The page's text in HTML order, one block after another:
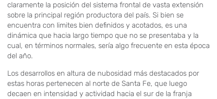
claramente la posición del sistema frontal de vasta extensión
sobre la principal región productora del país. Si bien se
encuentra con limites bien definidos y acotados, es una
dinámica que hacia largo tiempo que no se presentaba y la
cual, en términos normales, sería algo frecuente en esta época
del año.
Los desarrollos en altura de nubosidad más destacados por
estas horas pertenecen al norte de Santa Fe, que luego
decaen en intensidad y actividad hacia el sur de la franja